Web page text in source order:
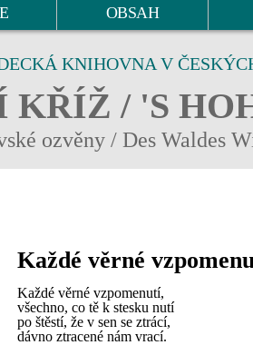
OBSAH
KNIHOVNA V
KŘÍŽ / 'S
ozvěny / Des Waldes
Každé věrné
Každé věrné vzpomenutí,
všechno, co tě k stesku nutí
po štěstí, že v sen se ztrácí,
dávno ztracené nám vrací.